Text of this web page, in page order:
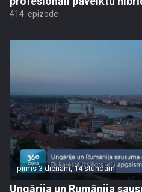
414. epizode
pirms 3 dienām, 14 stundām
Ungārija un Rumānija